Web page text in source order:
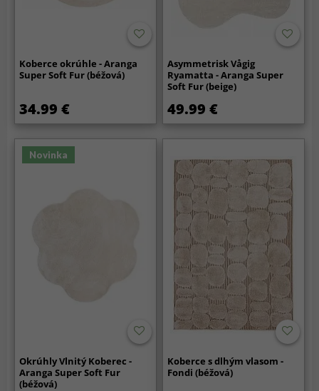
Koberce okrúhle - Aranga
Super Soft Fur (béžová)
34.99 €
Asymmetrisk Vågig
Ryamatta - Aranga Super
Soft Fur (beige)
49.99 €
Novinka
Okrúhly Vlnitý Koberec -
Aranga Super Soft Fur
(béžová)
Koberce s dlhým vlasom -
Fondi (béžová)